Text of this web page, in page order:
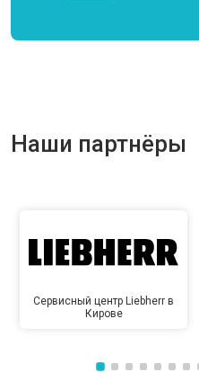
Наши партнёры
Сервисный центр Liebherr в
Кирове